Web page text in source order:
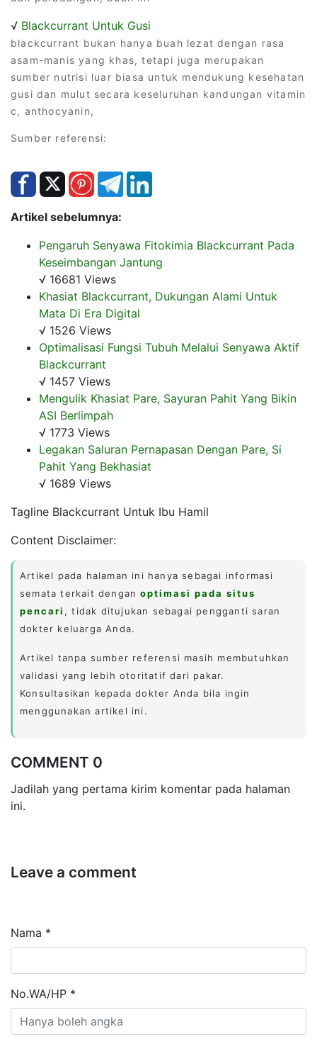
√ Blackcurrant Untuk Gusi
blackcurrant bukan hanya buah lezat dengan rasa
asam-manis yang khas, tetapi juga merupakan
sumber nutrisi luar biasa untuk mendukung kesehatan
gusi dan mulut secara keseluruhan kandungan vitamin
c, anthocyanin,
Sumber referensi:
Artikel sebelumnya:
Pengaruh Senyawa Fitokimia Blackcurrant Pada
Keseimbangan Jantung
√ 16681 Views
Khasiat Blackcurrant, Dukungan Alami Untuk
Mata Di Era Digital
√ 1526 Views
Optimalisasi Fungsi Tubuh Melalui Senyawa Aktif
Blackcurrant
√ 1457 Views
Mengulik Khasiat Pare, Sayuran Pahit Yang Bikin
ASI Berlimpah
√ 1773 Views
Legakan Saluran Pernapasan Dengan Pare, Si
Pahit Yang Bekhasiat
√ 1689 Views
Tagline Blackcurrant Untuk Ibu Hamil
Content Disclaimer:
Artikel pada halaman ini hanya sebagai informasi
semata terkait denganoptimasi pada situs
pencari , tidak ditujukan sebagai pengganti saran
dokter keluarga Anda.
Artikel tanpa sumber referensi masih membutuhkan
validasi yang lebih otoritatif dari pakar.
Konsultasikan kepada dokter Anda bila ingin
menggunakan artikel ini.
COMMENT 0
Jadilah yang pertama kirim komentar pada halaman
ini.
Leave a comment
Nama *
No.WA/HP *